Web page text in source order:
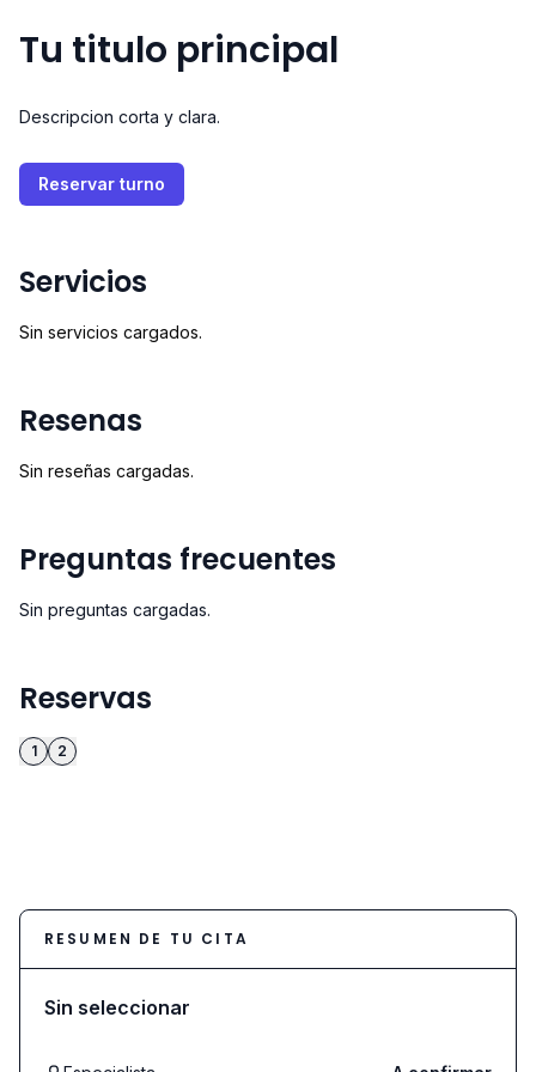
Tu titulo principal
Descripcion corta y clara.
Reservar turno
Servicios
Sin servicios cargados.
Resenas
Sin reseñas cargadas.
Preguntas frecuentes
Sin preguntas cargadas.
Reservas
1 2
RESUMEN DE TU CITA
Sin seleccionar